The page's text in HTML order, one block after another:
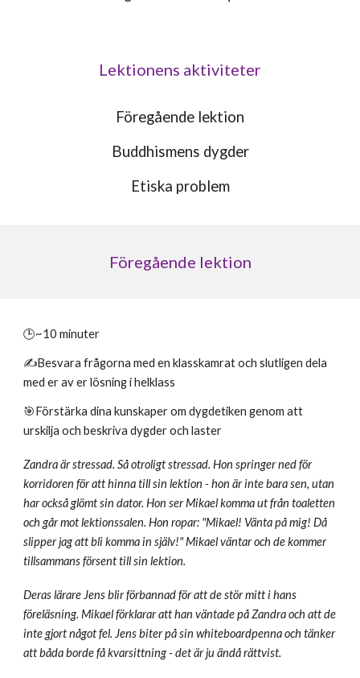
Lektionens aktiviteter
Föregående lektion
Buddhismens dygder
Etiska problem
Föregående lektion
🕒~10 minuter
✍️Besvara frågorna med en klasskamrat och slutligen dela
med er av er lösning i helklass
🎯Förstärka dina kunskaper om dygdetiken genom att
urskilja och beskriva dygder och laster
Zandra är stressad. Så otroligt stressad. Hon springer ned för
korridoren för att hinna till sin lektion - hon är inte bara sen, utan
har också glömt sin dator. Hon ser Mikael komma ut från toaletten
och går mot lektionssalen. Hon ropar: "Mikael! Vänta på mig! Då
slipper jag att bli komma in själv!" Mikael väntar och de kommer
tillsammans försent till sin lektion.
Deras lärare Jens blir förbannad för att de stör mitt i hans
föreläsning. Mikael förklarar att han väntade på Zandra och att de
inte gjort något fel. Jens biter på sin whiteboardpenna och tänker
att båda borde få kvarsittning - det är ju ändå rättvist.